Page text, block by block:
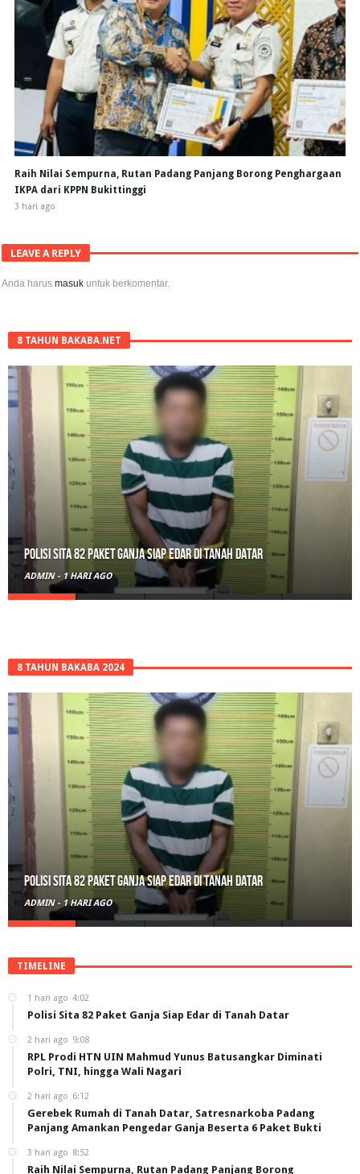
Raih Nilai Sempurna, Rutan Padang Panjang Borong Penghargaan
IKPA dari KPPN Bukittinggi
3 hari ago
LEAVE A REPLY
Anda harusmasuk untuk berkomentar.
8 TAHUN BAKABA.NET
RPL Prodi HTN UIN Mahmud Yunus Batusangkar Diminati Polri, TNI,
hingga Wali Nagari
ADMIN - 2 HARI AGO
8 TAHUN BAKABA 2024
RPL Prodi HTN UIN Mahmud Yunus Batusangkar Diminati Polri, TNI,
hingga Wali Nagari
ADMIN - 2 HARI AGO
TIMELINE
1 hari ago 4:02
Polisi Sita 82 Paket Ganja Siap Edar di Tanah Datar
2 hari ago 9:08
RPL Prodi HTN UIN Mahmud Yunus Batusangkar Diminati
Polri, TNI, hingga Wali Nagari
2 hari ago 6:12
Gerebek Rumah di Tanah Datar, Satresnarkoba Padang
Panjang Amankan Pengedar Ganja Beserta 6 Paket Bukti
3 hari ago 8:52
Raih Nilai Sempurna, Rutan Padang Panjang Borong